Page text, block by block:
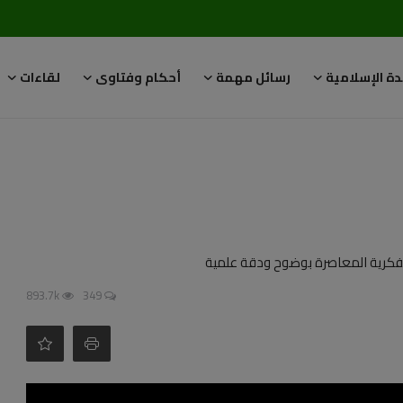
الإسلامية رسائل مهمة أحكام وفتاوى لقاءات
349
893.7k